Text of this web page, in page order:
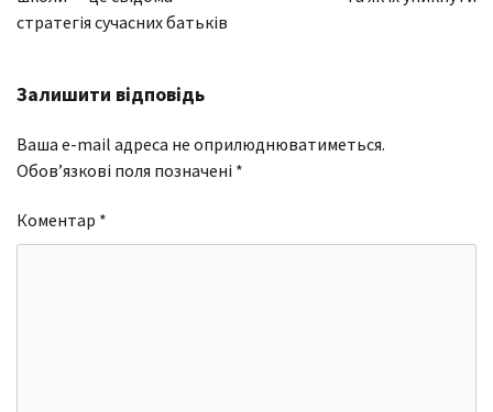
стратегія сучасних батьків
Залишити відповідь
Ваша e-mail адреса не оприлюднюватиметься.
Обов’язкові поля позначені *
Коментар *